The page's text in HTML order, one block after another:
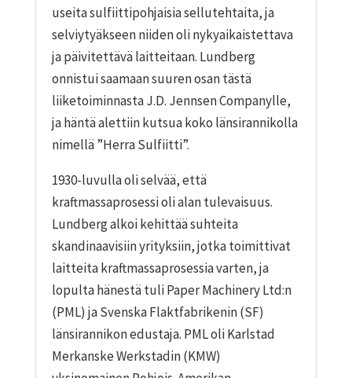
useita sulfiittipohjaisia sellutehtaita, ja
selviytyäkseen niiden oli nykyaikaistettava
ja päivitettävä laitteitaan. Lundberg
onnistui saamaan suuren osan tästä
liiketoiminnasta J.D. Jennsen Companylle,
ja häntä alettiin kutsua koko länsirannikolla
nimellä ”Herra Sulfiitti”.
1930-luvulla oli selvää, että
kraftmassaprosessi oli alan tulevaisuus.
Lundberg alkoi kehittää suhteita
skandinaavisiin yrityksiin, jotka toimittivat
laitteita kraftmassaprosessia varten, ja
lopulta hänestä tuli Paper Machinery Ltd:n
(PML) ja Svenska Flaktfabrikenin (SF)
länsirannikon edustaja. PML oli Karlstad
Merkanske Werkstadin (KMW)